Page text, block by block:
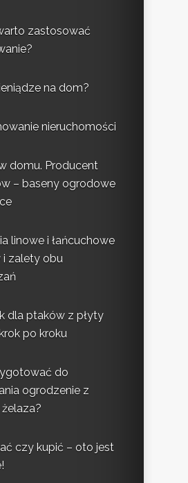
zastosować
na dom?
nieruchomości
domu. Producent
– baseny ogrodowe
linowe i łańcuchowe
i zalety obu
dla ptaków z płyty
po kroku
do
ogrodzenie z
czy kupić – oto jest